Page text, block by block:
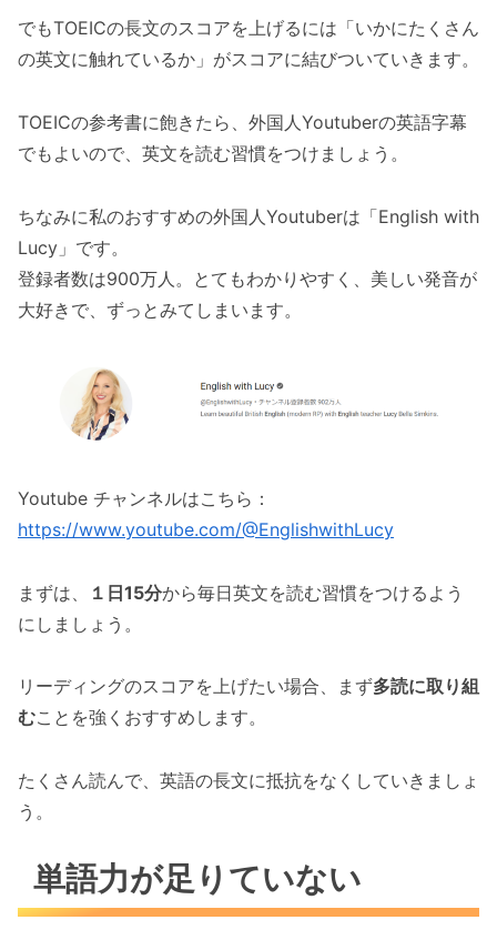
でもTOEICの長文のスコアを上げるには「いかにたくさん
の英文に触れているか」がスコアに結びついていきます。
TOEICの参考書に飽きたら、外国人Youtuberの英語字幕
でもよいので、英文を読む習慣をつけましょう。
ちなみに私のおすすめの外国人Youtuberは「English with
Lucy」です。
登録者数は900万人。とてもわかりやすく、美しい発音が
大好きで、ずっとみてしまいます。
Youtube チャンネルはこちら：
https://www.youtube.com/@EnglishwithLucy
まずは、 １日15分から毎日英文を読む習慣をつけるよう
にしましょう。
リーディングのスコアを上げたい場合、まず多読に取り組
むことを強くおすすめします。
たくさん読んで、英語の長文に抵抗をなくしていきましょ
う。
単語力が足りていない